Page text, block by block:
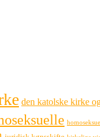
den katolske kirke